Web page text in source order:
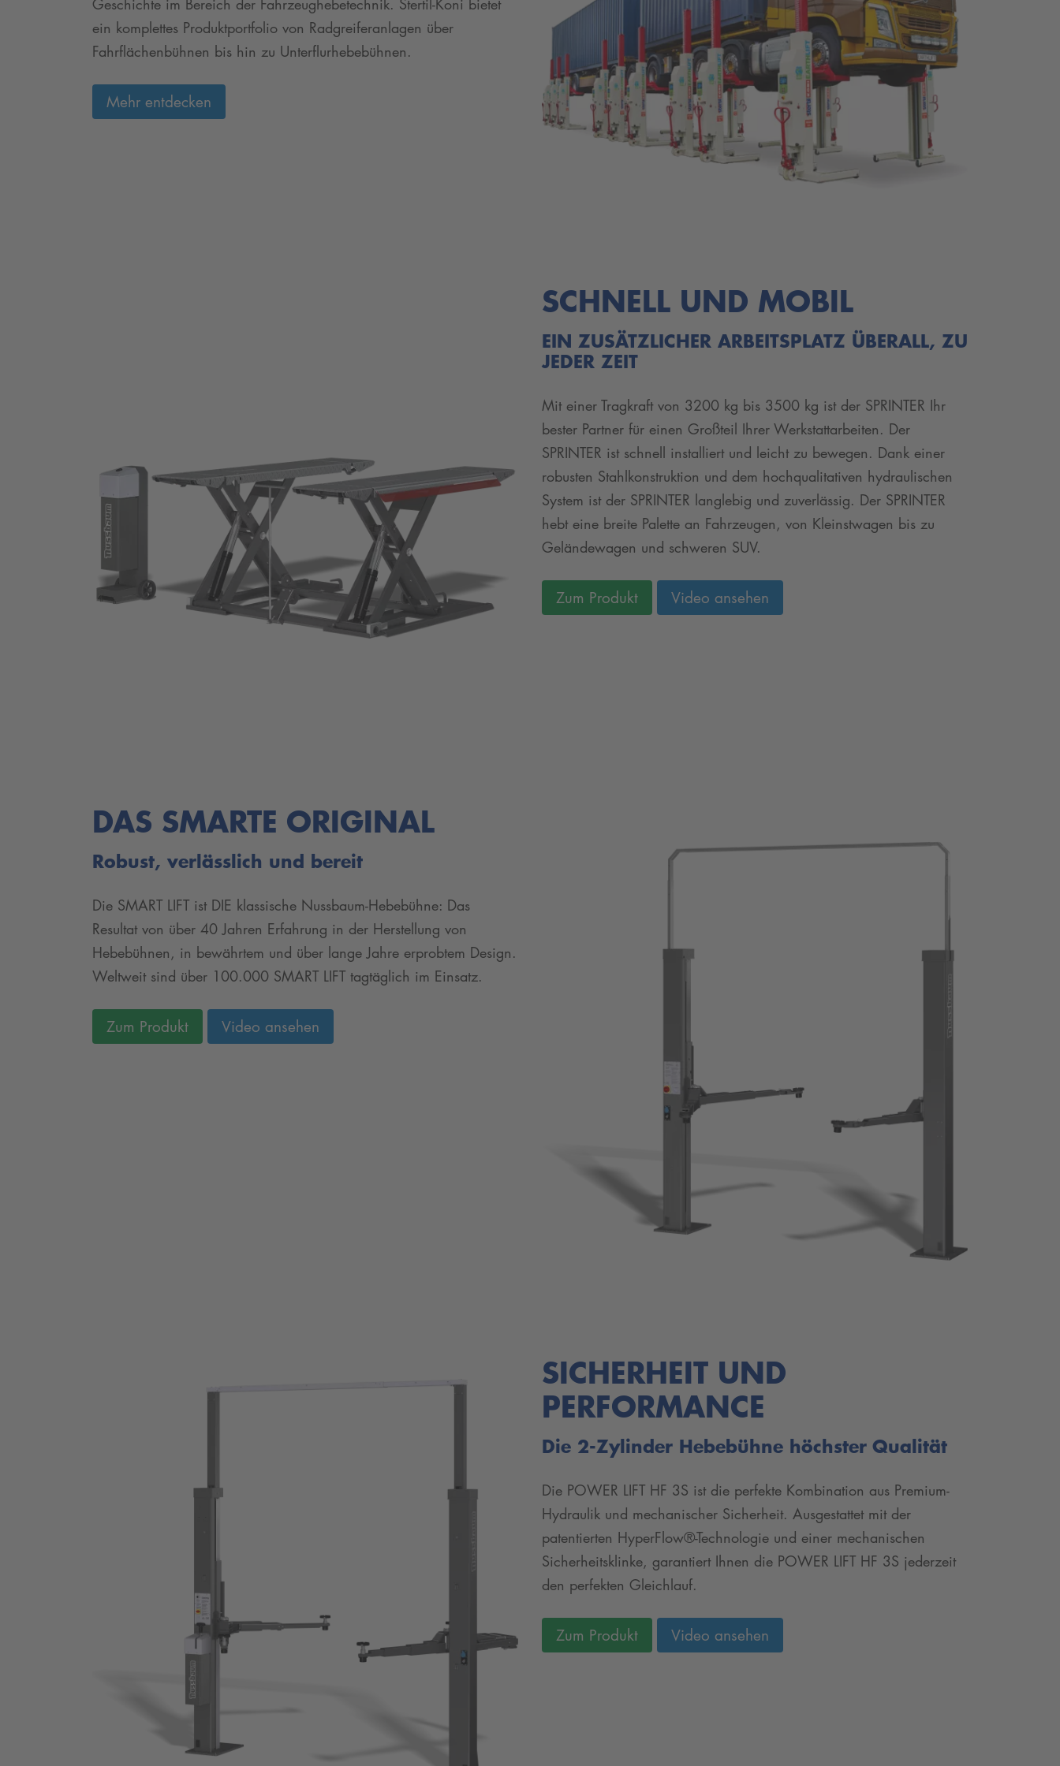
Geschichte im Bereich der Fahrzeughebetechnik. Stertil-Koni bietet
ein komplettes Produktportfolio von Radgreiferanlagen über
Fahrflächenbühnen bis hin zu Unterflurhebebühnen.
Mehr entdecken
SCHNELL UND MOBIL
EIN ZUSÄTZLICHER ARBEITSPLATZ ÜBERALL, ZU
JEDER ZEIT
Mit einer Tragkraft von 3200 kg bis 3500 kg ist der SPRINTER Ihr
bester Partner für einen Großteil Ihrer Werkstattarbeiten. Der
SPRINTER ist schnell installiert und leicht zu bewegen. Dank einer
robusten Stahlkonstruktion und dem hochqualitativen hydraulischen
System ist der SPRINTER langlebig und zuverlässig. Der SPRINTER
hebt eine breite Palette an Fahrzeugen, von Kleinstwagen bis zu
Geländewagen und schweren SUV.
Zum Produkt Video ansehen
DAS SMARTE ORIGINAL
Robust, verlässlich und bereit
Die SMART LIFT ist DIE klassische Nussbaum-Hebebühne: Das
Resultat von über 40 Jahren Erfahrung in der Herstellung von
Hebebühnen, in bewährtem und über lange Jahre erprobtem Design.
Weltweit sind über 100.000 SMART LIFT tagtäglich im Einsatz.
Zum Produkt Video ansehen
SICHERHEIT UND
PERFORMANCE
Die 2-Zylinder Hebebühne höchster Qualität
Die POWER LIFT HF 3S ist die perfekte Kombination aus Premium-
Hydraulik und mechanischer Sicherheit. Ausgestattet mit der
patentierten HyperFlow®-Technologie und einer mechanischen
Sicherheitsklinke, garantiert Ihnen die POWER LIFT HF 3S jederzeit
den perfekten Gleichlauf.
Zum Produkt Video ansehen